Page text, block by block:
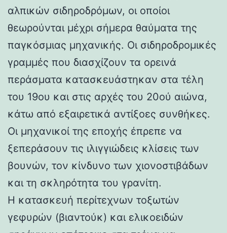
αλπικών σιδηροδρόμων, οι οποίοι
θεωρούνται μέχρι σήμερα θαύματα της
παγκόσμιας μηχανικής. Οι σιδηροδρομικές
γραμμές που διασχίζουν τα ορεινά
περάσματα κατασκευάστηκαν στα τέλη
του 19ου και στις αρχές του 20ού αιώνα,
κάτω από εξαιρετικά αντίξοες συνθήκες.
Οι μηχανικοί της εποχής έπρεπε να
ξεπεράσουν τις ιλιγγιώδεις κλίσεις των
βουνών, τον κίνδυνο των χιονοστιβάδων
και τη σκληρότητα του γρανίτη.
Η κατασκευή περίτεχνων τοξωτών
γεφυρών (βιαντούκ) και ελικοειδών